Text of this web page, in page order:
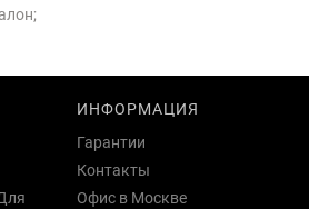
ИНФОРМАЦИЯ
Гарантии
Контакты
Офис в Москве